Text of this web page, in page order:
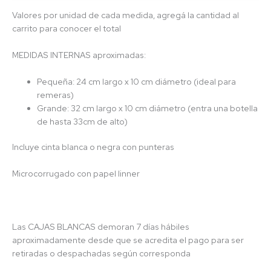
Valores por unidad de cada medida, agregá la cantidad al
carrito para conocer el total
MEDIDAS INTERNAS aproximadas:
Pequeña: 24 cm largo x 10 cm diámetro (ideal para
remeras)
Grande: 32 cm largo x 10 cm diámetro (entra una botella
de hasta 33cm de alto)
Incluye cinta blanca o negra con punteras
Microcorrugado con papel linner
Las CAJAS BLANCAS demoran 7 días hábiles
aproximadamente desde que se acredita el pago para ser
retiradas o despachadas según corresponda